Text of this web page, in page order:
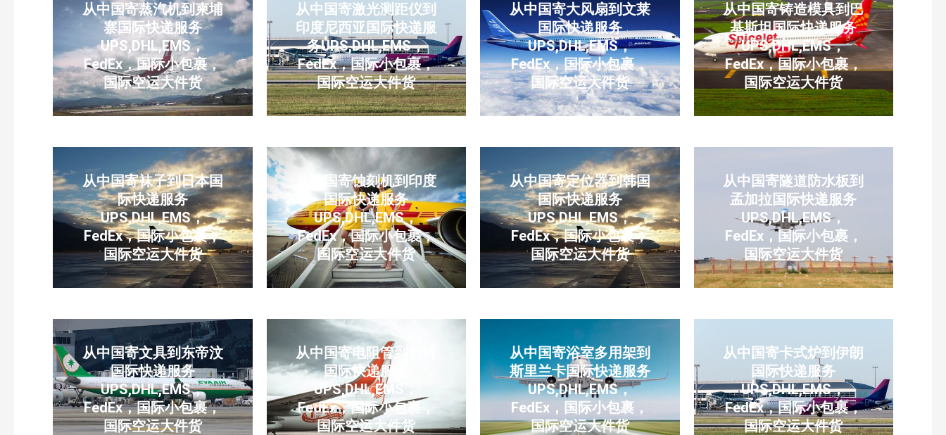
从中国寄蒸汽机到柬埔
寨国际快递服务
UPS,DHL,EMS，
FedEx，国际小包裹，
国际空运大件货
从中国寄激光测距仪到
印度尼西亚国际快递服
务UPS,DHL,EMS，
FedEx，国际小包裹，
国际空运大件货
从中国寄大风扇到文莱
国际快递服务
UPS,DHL,EMS，
FedEx，国际小包裹，
国际空运大件货
从中国寄铸造模具到巴
基斯坦国际快递服务
UPS,DHL,EMS，
FedEx，国际小包裹，
国际空运大件货
从中国寄袜子到日本国
际快递服务
UPS,DHL,EMS，
FedEx，国际小包裹，
国际空运大件货
从中国寄蚀刻机到印度
国际快递服务
UPS,DHL,EMS，
FedEx，国际小包裹，
国际空运大件货
从中国寄定位器到韩国
国际快递服务
UPS,DHL,EMS，
FedEx，国际小包裹，
国际空运大件货
从中国寄隧道防水板到
孟加拉国际快递服务
UPS,DHL,EMS，
FedEx，国际小包裹，
国际空运大件货
从中国寄文具到东帝汶
国际快递服务
UPS,DHL,EMS，
FedEx，国际小包裹，
国际空运大件货
从中国寄电阻管到朝鲜
国际快递服务
UPS,DHL,EMS，
FedEx，国际小包裹，
国际空运大件货
从中国寄浴室多用架到
斯里兰卡国际快递服务
UPS,DHL,EMS，
FedEx，国际小包裹，
国际空运大件货
从中国寄卡式炉到伊朗
国际快递服务
UPS,DHL,EMS，
FedEx，国际小包裹，
国际空运大件货